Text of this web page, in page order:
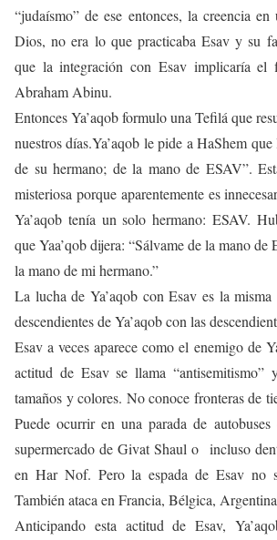
“judaísmo” de ese entonces, la creencia
Dios, no era lo que practicaba Esav y su
que la integración con Esav implicaría el
Abraham Abinu.
Entonces Ya’aqob formulo una Tefilá que
nuestros días.Ya’aqob le pide a HaShem
de su hermano; de la mano de ESAV”.
misteriosa porque aparentemente es
Ya’aqob tenía un solo hermano: ESAV.
que Yaa’qob dijera: “Sálvame de la mano de
la mano de mi hermano.”
La lucha de Ya’aqob con Esav es la
descendientes de Ya’aqob con las
Esav a veces aparece como el enemigo de
actitud de Esav se llama
tamaños y colores. No conoce fronteras de
Puede ocurrir en una parada de
supermercado de Givat Shaul o incluso
en Har Nof. Pero la espada de Esav no
También ataca en Francia, Bélgica,
Anticipando esta actitud de Esav,